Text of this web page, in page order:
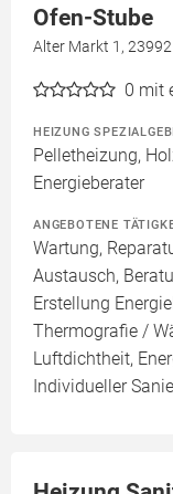
Ofen-Stube
Alter Markt 1,
0 mit
HEIZUNG
Pelletheizung,
Energieberater
ANGEBOTENE
Wartung,
Austausch,
Erstellung
Thermografie /
Luftdichtheit,
Individueller